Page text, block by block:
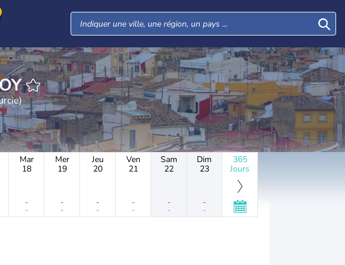
Mar
18
-
-
Mer
19
-
-
Jeu
20
-
-
Ven
21
-
-
Sam
22
-
-
Dim
23
-
-
365
Jours